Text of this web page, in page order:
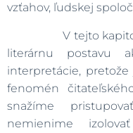
vzťahov, ľudskej
V tejto kapitole
literárnu postavu
interpretácie,
fenomén
snažíme
nemienime